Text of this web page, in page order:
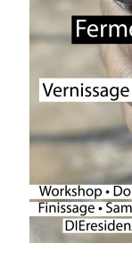
DIEresidenz
2024
2024
2024
2024
2023
2023
2023